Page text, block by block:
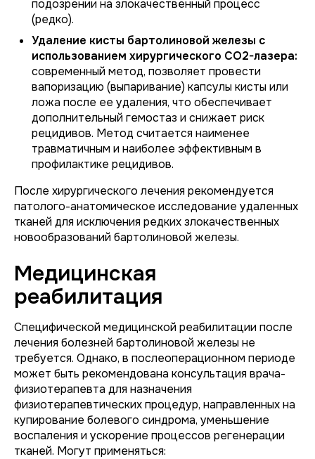
подозрении на злокачественный процесс
(редко).
Удаление кисты бартолиновой железы с
использованием хирургического CO2-лазера:
современный метод, позволяет провести
вапоризацию (выпаривание) капсулы кисты или
ложа после ее удаления, что обеспечивает
дополнительный гемостаз и снижает риск
рецидивов. Метод считается наименее
травматичным и наиболее эффективным в
профилактике рецидивов.
После хирургического лечения рекомендуется
патолого-анатомическое исследование удаленных
тканей для исключения редких злокачественных
новообразований бартолиновой железы.
Медицинская
реабилитация
Специфической медицинской реабилитации после
лечения болезней бартолиновой железы не
требуется. Однако, в послеоперационном периоде
может быть рекомендована консультация врача-
физиотерапевта для назначения
физиотерапевтических процедур, направленных на
купирование болевого синдрома, уменьшение
воспаления и ускорение процессов регенерации
тканей. Могут применяться: